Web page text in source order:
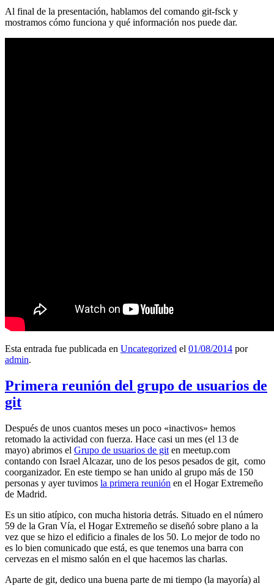
Al final de la presentación, hablamos del comando git-fsck y
mostramos cómo funciona y qué información nos puede dar.
Esta entrada fue publicada en Uncategorized el 01/08/2014 por
admin.
Primera reunión del grupo de usuarios de
git
Después de unos cuantos meses un poco «inactivos» hemos
retomado la actividad con fuerza. Hace casi un mes (el 13 de
mayo) abrimos el Grupo de usuarios de git en meetup.com
contando con Israel Alcazar, uno de los pesos pesados de git, como
coorganizador. En este tiempo se han unido al grupo más de 150
personas y ayer tuvimos la primera reunión en el Hogar Extremeño
de Madrid.
Es un sitio atípico, con mucha historia detrás. Situado en el número
59 de la Gran Vía, el Hogar Extremeño se diseñó sobre plano a la
vez que se hizo el edificio a finales de los 50. Lo mejor de todo no
es lo bien comunicado que está, es que tenemos una barra con
cervezas en el mismo salón en el que hacemos las charlas.
Aparte de git, dedico una buena parte de mi tiempo (la mayoría) al